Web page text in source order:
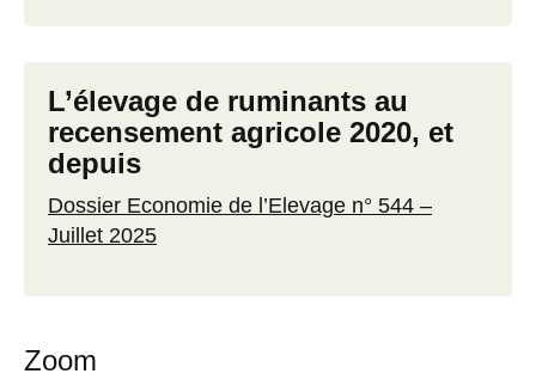
L’élevage de ruminants au
recensement agricole 2020, et
depuis
Dossier Economie de l’Elevage n° 544 –
Juillet 2025
Zoom